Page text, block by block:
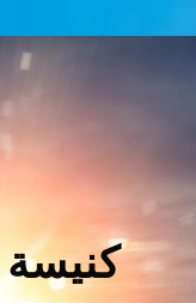
كنيسة